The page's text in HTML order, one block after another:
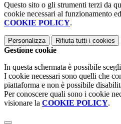
Questo sito o gli strumenti terzi da
cookie necessari al funzionamento
COOKIE POLICY.
Personalizza Rifiuta tutti i cookies
Gestione cookie
In questa schermata è possibile
I cookie necessari sono quelli che
piattaforma e non è possibile
Per conoscere quali sono i cookie
visionare la COOKIE POLICY.